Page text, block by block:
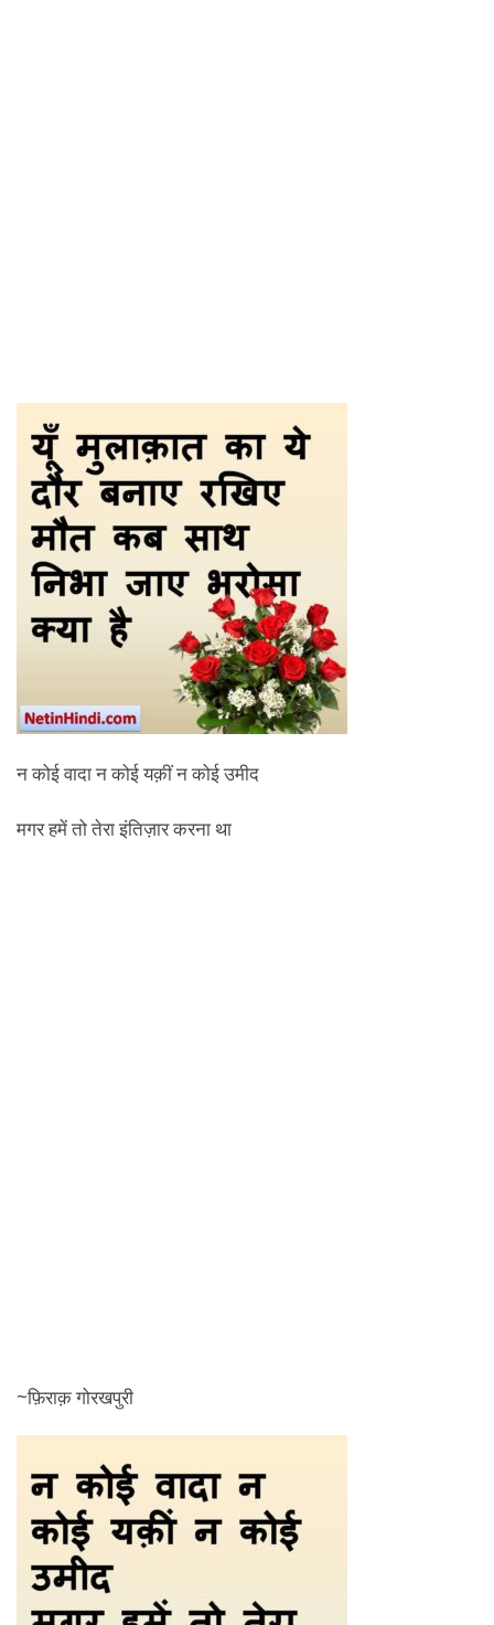
न कोई वादा न कोई यक़ीं न कोई उमीद
मगर हमें तो तेरा इंतिज़ार करना था
~फ़िराक़ गोरखपुरी